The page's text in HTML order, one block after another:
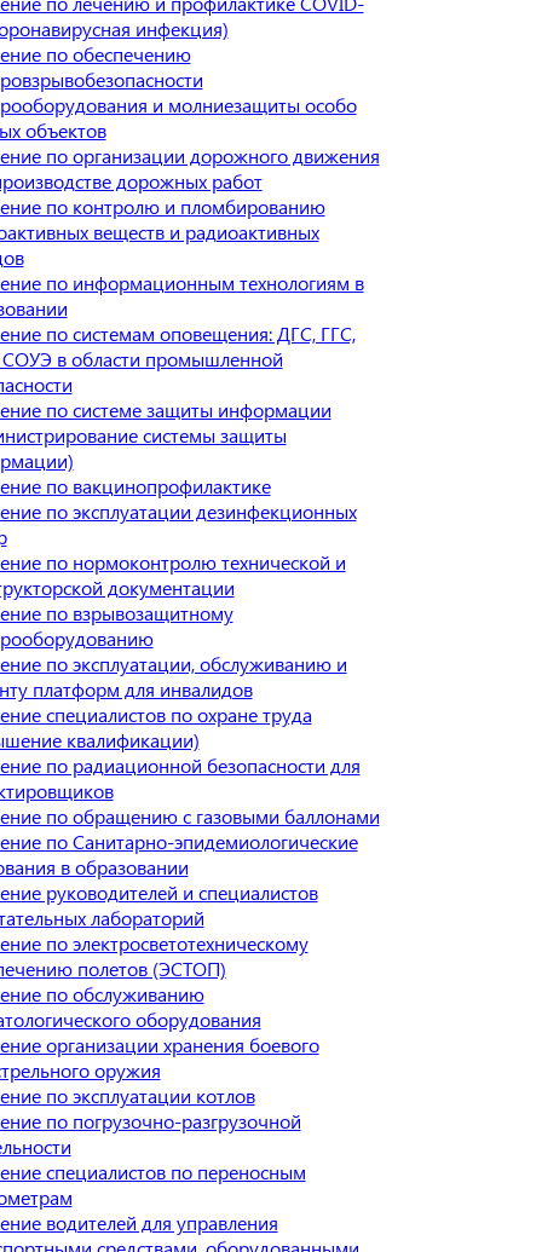
инфекция)
по обеспечению
и молниезащиты особо
объектов
по организации дорожного движения
дорожных работ
по контролю и пломбированию
веществ и радиоактивных
по информационным технологиям в
по системам оповещения: ДГС, ГГС,
в области промышленной
по системе защиты информации
системы защиты
по вакцинопрофилактике
по эксплуатации дезинфекционных
по нормоконтролю технической и
документации
по взрывозащитному
по эксплуатации, обслуживанию и
платформ для инвалидов
специалистов по охране труда
квалификации)
по радиационной безопасности для
по обращению с газовыми баллонами
по Санитарно-эпидемиологические
в образовании
руководителей и специалистов
лабораторий
по электросветотехническому
полетов (ЭСТОП)
по обслуживанию
оборудования
организации хранения боевого
оружия
по эксплуатации котлов
по погрузочно-разгрузочной
специалистов по переносным
водителей для управления